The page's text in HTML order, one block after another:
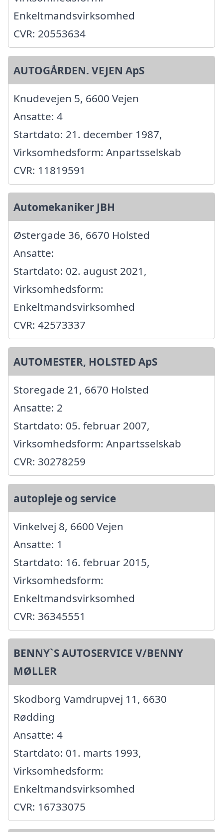
Enkeltmandsvirksomhed
CVR: 20553634
AUTOGÅRDEN. VEJEN ApS
Knudevejen 5, 6600 Vejen
Ansatte: 4
Startdato: 21. december 1987,
Virksomhedsform: Anpartsselskab
CVR: 11819591
Automekaniker JBH
Østergade 36, 6670 Holsted
Ansatte:
Startdato: 02. august 2021,
Virksomhedsform:
Enkeltmandsvirksomhed
CVR: 42573337
AUTOMESTER, HOLSTED ApS
Storegade 21, 6670 Holsted
Ansatte: 2
Startdato: 05. februar 2007,
Virksomhedsform: Anpartsselskab
CVR: 30278259
autopleje og service
Vinkelvej 8, 6600 Vejen
Ansatte: 1
Startdato: 16. februar 2015,
Virksomhedsform:
Enkeltmandsvirksomhed
CVR: 36345551
BENNY`S AUTOSERVICE V/BENNY
MØLLER
Skodborg Vamdrupvej 11, 6630
Rødding
Ansatte: 4
Startdato: 01. marts 1993,
Virksomhedsform:
Enkeltmandsvirksomhed
CVR: 16733075